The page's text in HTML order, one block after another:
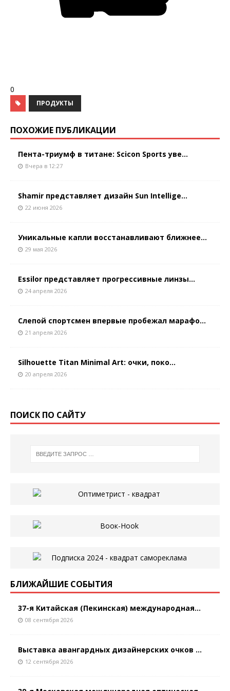
0
ПРОДУКТЫ
ПОХОЖИЕ ПУБЛИКАЦИИ
Пента-триумф в титане: Scicon Sports уве...
Вчера в 12:27
Shamir представляет дизайн Sun Intellige...
22 июня 2026
Уникальные капли восстанавливают ближнее...
29 мая 2026
Essilor представляет прогрессивные линзы...
24 апреля 2026
Слепой спортсмен впервые пробежал марафо...
21 апреля 2026
Silhouette Titan Minimal Art: очки, поко...
20 апреля 2026
ПОИСК ПО САЙТУ
БЛИЖАЙШИЕ СОБЫТИЯ
37-я Китайская (Пекинская) международная...
08 сентября 2026
Выставка авангардных дизайнерских очков ...
12 сентября 2026